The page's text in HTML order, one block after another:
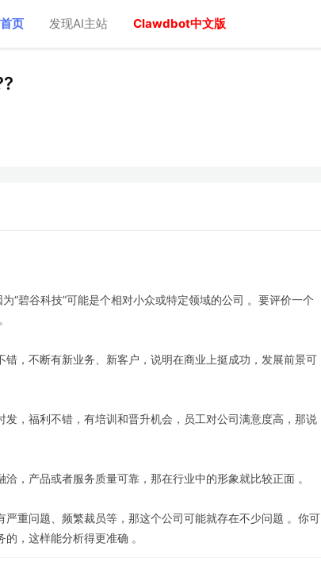
首页 发现AI主站 Clawdbot中文版
“碧谷科技”可能是个相对小众或特定领域的公司 。要评价一个
，不断有新业务、新客户，说明在商业上挺成功，发展前景可
发，福利不错，有培训和晋升机会，员工对公司满意度高，那说
，产品或者服务质量可靠，那在行业中的形象就比较正面 。
重问题、频繁裁员等，那这个公司可能就存在不少问题 。你可
的，这样能分析得更准确 。